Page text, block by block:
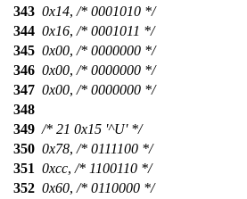
343 0x14, /* 0001010 */
344 0x16, /* 0001011 */
345 0x00, /* 0000000 */
346 0x00, /* 0000000 */
347 0x00, /* 0000000 */
348
349 /* 21 0x15 '^U' */
350 0x78, /* 0111100 */
351 0xcc, /* 1100110 */
352 0x60, /* 0110000 */